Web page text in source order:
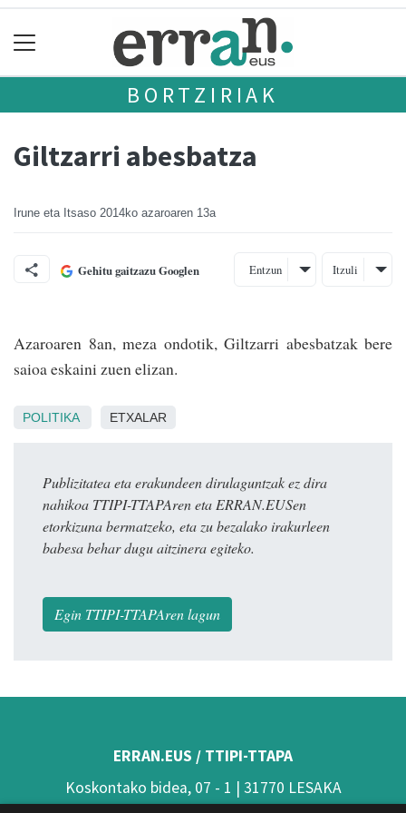
BORTZIRIAK
Giltzarri abesbatza
Irune eta Itsaso 2014ko azaroaren 13a
Gehitu gaitzazu Googlen Entzun Itzuli
Azaroaren 8an, meza ondotik, Giltzarri abesbatzak bere
saioa eskaini zuen elizan.
POLITIKA ETXALAR
Publizitatea eta erakundeen dirulaguntzak ez dira
nahikoa TTIPI-TTAPAren eta ERRAN.EUSen
etorkizuna bermatzeko, eta zu bezalako irakurleen
babesa behar dugu aitzinera egiteko.
Egin TTIPI-TTAPAren lagun
ERRAN.EUS / TTIPI-TTAPA
Koskontako bidea, 07 - 1 | 31770 LESAKA